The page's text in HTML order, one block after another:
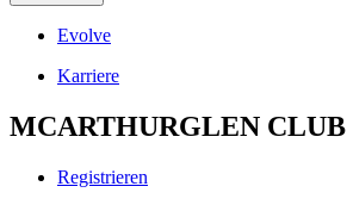
Evolve
Karriere
MCARTHURGLEN CLUB
Registrieren